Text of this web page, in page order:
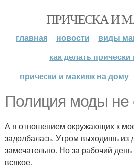
ПРИЧЕСКА И
главная новости
виды
как делать
прически и макияж на дому
Полиция моды не
А я отношением окружающих к
задолбалась. Утром выходишь из
замечательно. Но за рабочий день
всякое.